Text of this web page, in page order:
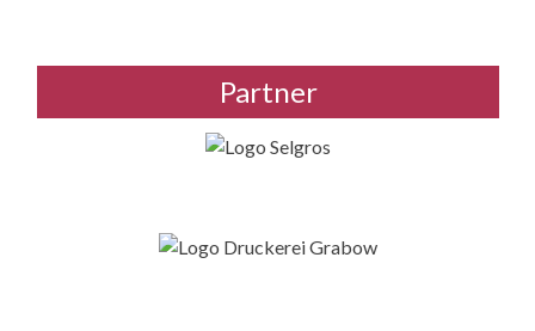
Partner